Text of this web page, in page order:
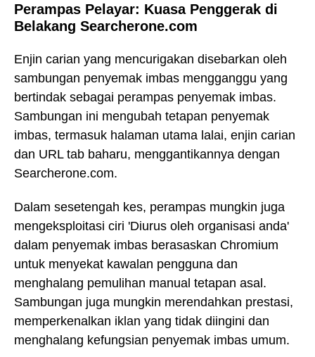
Perampas Pelayar: Kuasa Penggerak di
Belakang Searcherone.com
Enjin carian yang mencurigakan disebarkan oleh
sambungan penyemak imbas mengganggu yang
bertindak sebagai perampas penyemak imbas.
Sambungan ini mengubah tetapan penyemak
imbas, termasuk halaman utama lalai, enjin carian
dan URL tab baharu, menggantikannya dengan
Searcherone.com.
Dalam sesetengah kes, perampas mungkin juga
mengeksploitasi ciri 'Diurus oleh organisasi anda'
dalam penyemak imbas berasaskan Chromium
untuk menyekat kawalan pengguna dan
menghalang pemulihan manual tetapan asal.
Sambungan juga mungkin merendahkan prestasi,
memperkenalkan iklan yang tidak diingini dan
menghalang kefungsian penyemak imbas umum.